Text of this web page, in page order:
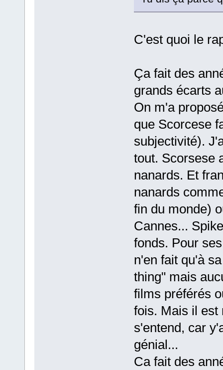
C'est quoi le
Ça fait des
grands écarts
On m'a
que Scorcese
subjectivité).
tout. Scorsese
nanards. Et
nanards
fin du monde)
Cannes...
fonds. Pour
n'en fait qu'à
thing" mais
films préférés
fois. Mais il est
s'entend, car
génial...
Ca fait des